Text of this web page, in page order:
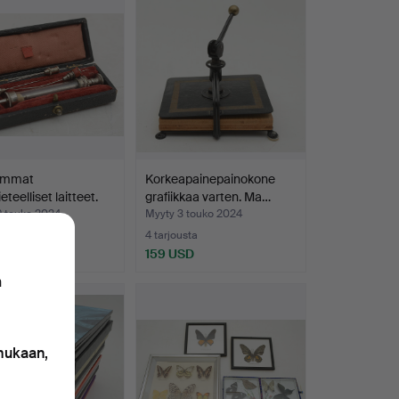
laitteet.
touko 2024
Korkeapainepainokone
grafiikkaa varten. Ma…
Myyty 3 touko 2024
4 tarjousta
159 USD